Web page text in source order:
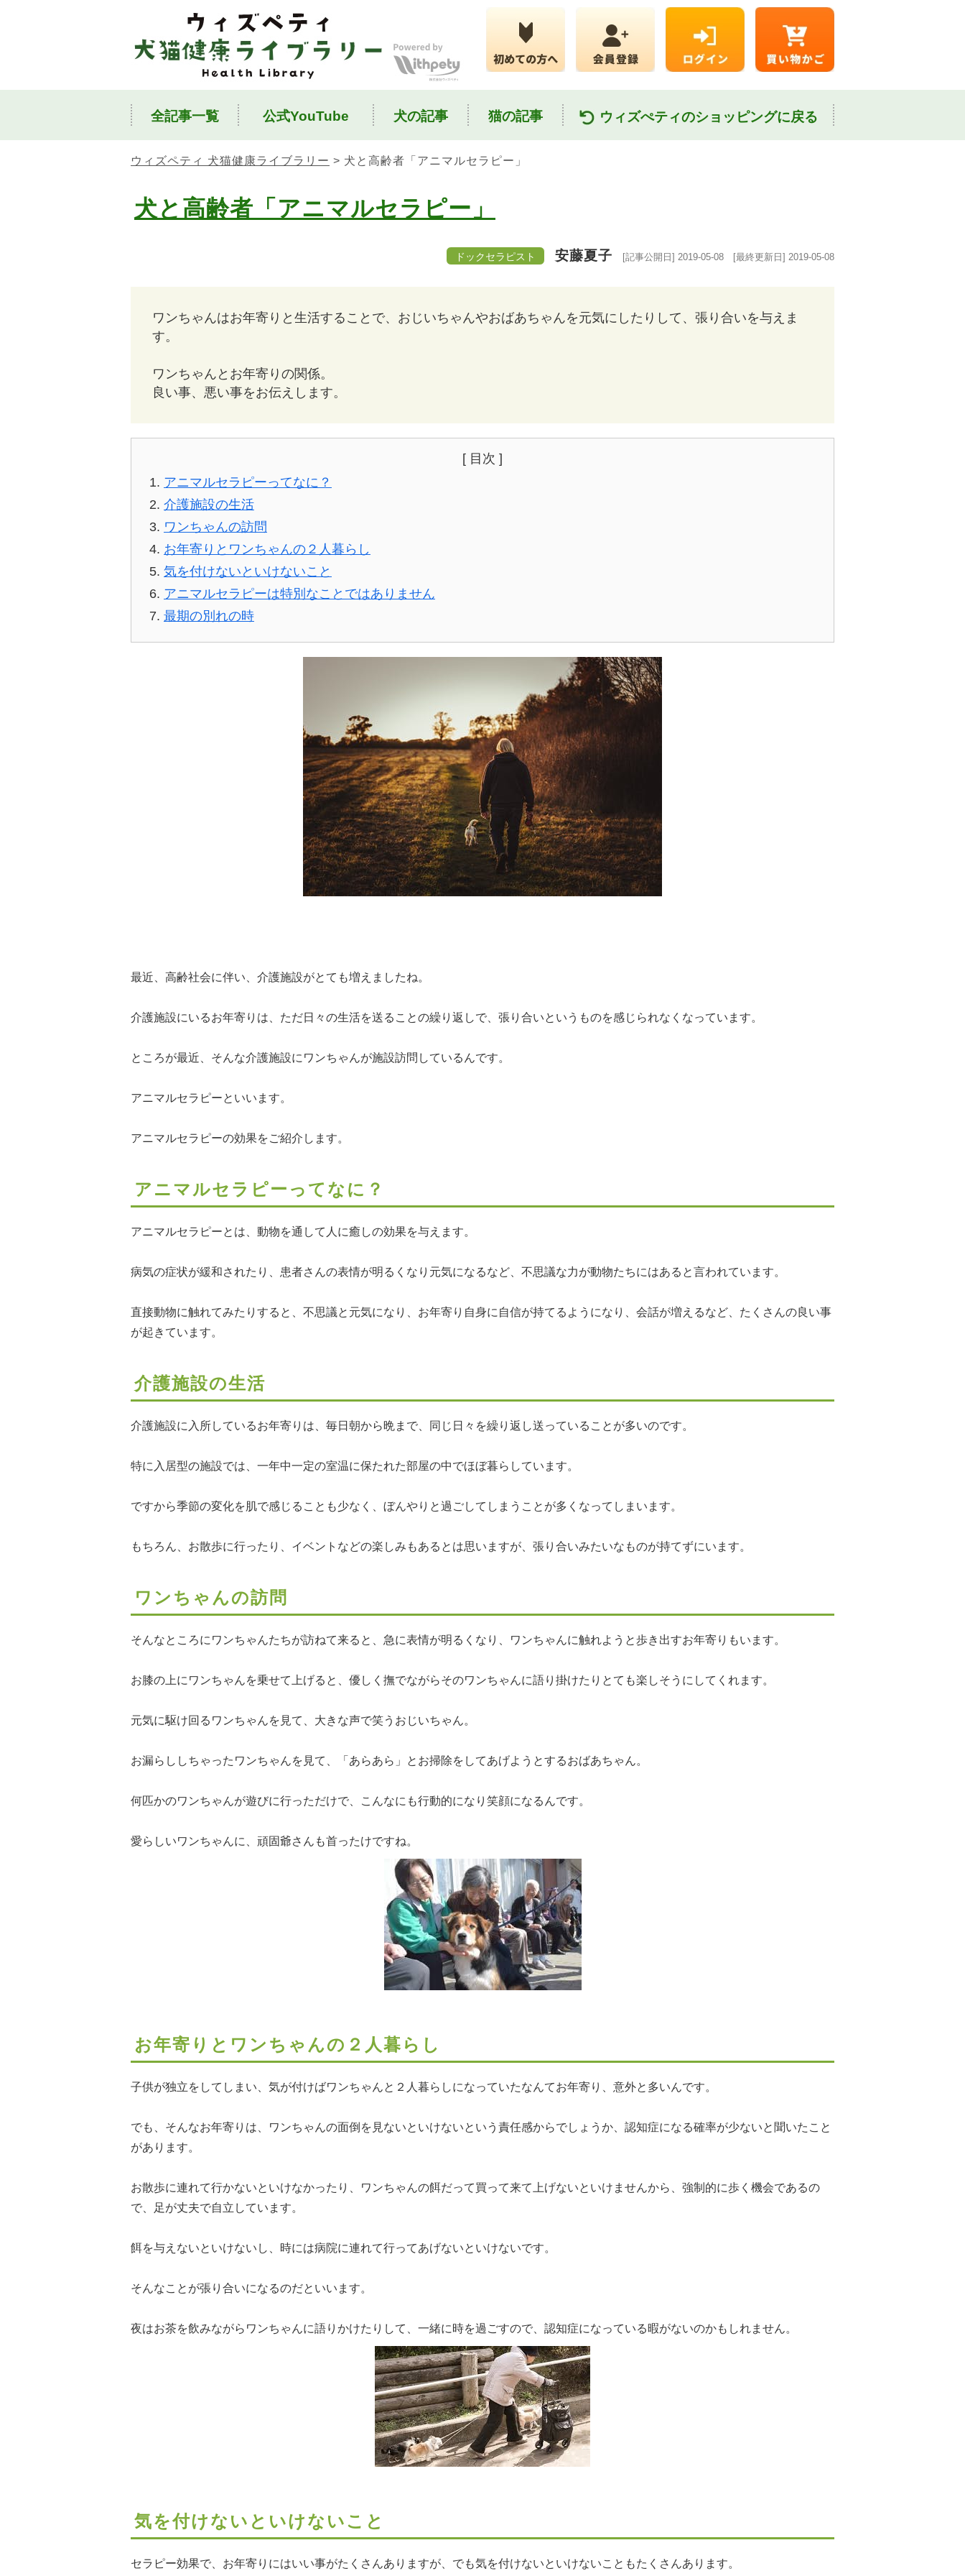
全記事一覧 公式YouTube 犬の記事 猫の記事 ウィズぺティのショッピングに戻る
ウィズペティ 犬猫健康ライブラリー > 犬と高齢者「アニマルセラピー」
犬と高齢者「アニマルセラピー」
ドックセラピスト 安藤夏子 [記事公開日] 2019-05-08 [最終更新日] 2019-05-08
ワンちゃんはお年寄りと生活することで、おじいちゃんやおばあちゃんを元気にしたりして、張り合いを与えま
す。
ワンちゃんとお年寄りの関係。
良い事、悪い事をお伝えします。
[ 目次 ]
アニマルセラピーってなに？
介護施設の生活
ワンちゃんの訪問
お年寄りとワンちゃんの２人暮らし
気を付けないといけないこと
アニマルセラピーは特別なことではありません
最期の別れの時
最近、高齢社会に伴い、介護施設がとても増えましたね。
介護施設にいるお年寄りは、ただ日々の生活を送ることの繰り返しで、張り合いというものを感じられなくなっています。
ところが最近、そんな介護施設にワンちゃんが施設訪問しているんです。
アニマルセラピーといいます。
アニマルセラピーの効果をご紹介します。
アニマルセラピーってなに？
アニマルセラピーとは、動物を通して人に癒しの効果を与えます。
病気の症状が緩和されたり、患者さんの表情が明るくなり元気になるなど、不思議な力が動物たちにはあると言われています。
直接動物に触れてみたりすると、不思議と元気になり、お年寄り自身に自信が持てるようになり、会話が増えるなど、たくさんの良い事
が起きています。
介護施設の生活
介護施設に入所しているお年寄りは、毎日朝から晩まで、同じ日々を繰り返し送っていることが多いのです。
特に入居型の施設では、一年中一定の室温に保たれた部屋の中でほぼ暮らしています。
ですから季節の変化を肌で感じることも少なく、ぼんやりと過ごしてしまうことが多くなってしまいます。
もちろん、お散歩に行ったり、イベントなどの楽しみもあるとは思いますが、張り合いみたいなものが持てずにいます。
ワンちゃんの訪問
そんなところにワンちゃんたちが訪ねて来ると、急に表情が明るくなり、ワンちゃんに触れようと歩き出すお年寄りもいます。
お膝の上にワンちゃんを乗せて上げると、優しく撫でながらそのワンちゃんに語り掛けたりとても楽しそうにしてくれます。
元気に駆け回るワンちゃんを見て、大きな声で笑うおじいちゃん。
お漏らししちゃったワンちゃんを見て、「あらあら」とお掃除をしてあげようとするおばあちゃん。
何匹かのワンちゃんが遊びに行っただけで、こんなにも行動的になり笑顔になるんです。
愛らしいワンちゃんに、頑固爺さんも首ったけですね。
お年寄りとワンちゃんの２人暮らし
子供が独立をしてしまい、気が付けばワンちゃんと２人暮らしになっていたなんてお年寄り、意外と多いんです。
でも、そんなお年寄りは、ワンちゃんの面倒を見ないといけないという責任感からでしょうか、認知症になる確率が少ないと聞いたこと
があります。
お散歩に連れて行かないといけなかったり、ワンちゃんの餌だって買って来て上げないといけませんから、強制的に歩く機会であるの
で、足が丈夫で自立しています。
餌を与えないといけないし、時には病院に連れて行ってあげないといけないです。
そんなことが張り合いになるのだといいます。
夜はお茶を飲みながらワンちゃんに語りかけたりして、一緒に時を過ごすので、認知症になっている暇がないのかもしれません。
気を付けないといけないこと
セラピー効果で、お年寄りにはいい事がたくさんありますが、でも気を付けないといけないこともたくさんあります。